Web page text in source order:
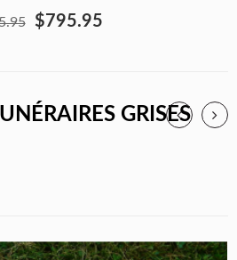
$795.95
GRISES